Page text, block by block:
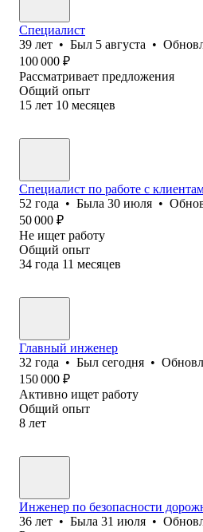
Специалист
39 лет • Был 5 августа •
100 000 ₽
Рассматривает предложения
Общий опыт
15 лет 10 месяцев
Специалист по работе с
52 года • Была 30 июля •
50 000 ₽
Не ищет работу
Общий опыт
34 года 11 месяцев
Главный инженер
32 года • Был сегодня •
150 000 ₽
Активно ищет работу
Общий опыт
8 лет
Инженер по безопасности
36 лет • Была 31 июля •